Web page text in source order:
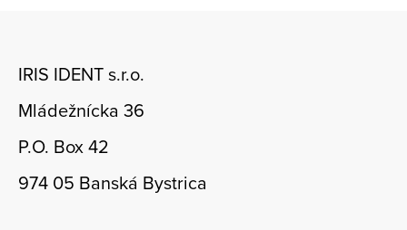
IRIS IDENT s.r.o.
Mládežnícka 36
P.O. Box 42
974 05 Banská Bystrica